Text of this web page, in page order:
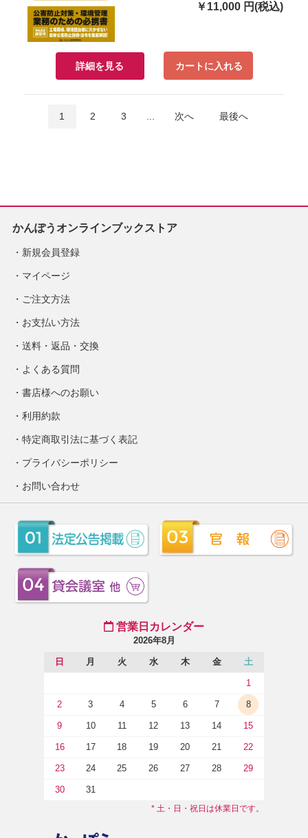
￥11,000 円(税込)
詳細を見る カートに入れる
1 2 3 次へ 最後へ
かんぽうオンラインブックストア
新規会員登録
マイページ
ご注文方法
お支払い方法
送料・返品・交換
よくある質問
書店様へのお願い
利用約款
特定商取引法に基づく表記
プライバシーポリシー
お問い合わせ
営業日カレンダー
2026年8月
日 月 火 水 木 金 土
1
2 3 4 5 6 7 8
9 10 11 12 13 14 15
16 17 18 19 20 21 22
23 24 25 26 27 28 29
30 31
* 土・日・祝日は休業日です。